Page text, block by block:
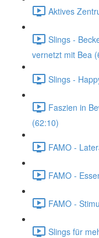
Aktives
Slings -
vernetzt mit Bea
Slings -
Faszien in
(62:10)
FAMO -
FAMO -
FAMO -
Slings für